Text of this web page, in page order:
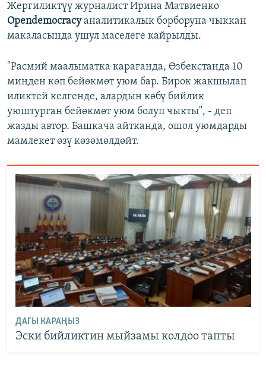
Жергиликтүү журналист Ирина Матвиенко
Opendemocracyаналитикалык борборуна чыккан
макаласында ушул маселеге кайрылды.
"Расмий маалыматка караганда, Өзбекстанда 10
миңден көп бейөкмөт уюм бар. Бирок жакшылап
иликтей келгенде, алардын көбү бийлик
уюштурган бейөкмөт уюм болуп чыкты", - деп
жазды автор. Башкача айтканда, ошол уюмдарды
мамлекет өзү көзөмөлдөйт.
ДАГЫ КАРАҢЫЗ
Эски бийликтин мыйзамы колдоо тапты